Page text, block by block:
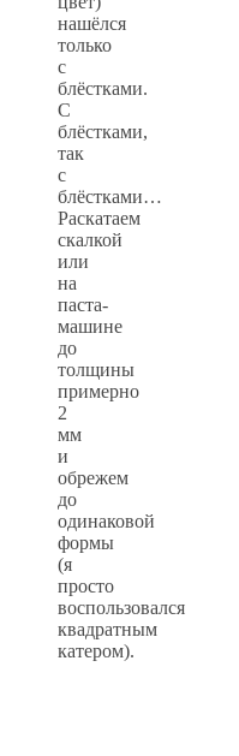
нашёлся
только
с
блёстками.
С
блёстками,
так
с
блёстками…
Раскатаем
скалкой
или
на
паста-
машине
до
толщины
примерно
2
мм
и
обрежем
до
одинаковой
формы
(я
просто
воспользовался
квадратным
катером).